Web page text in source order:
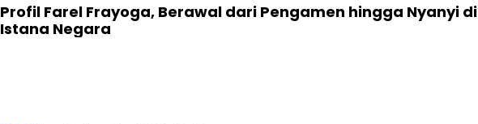
Profil Farel Frayoga, Berawal dari Pengamen hingga Nyanyi di
Istana Negara